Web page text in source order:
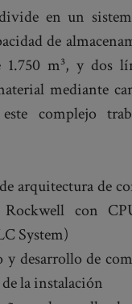
en un
de
m³, y dos
mediante
complejo
de
con
System)
de
la instalación